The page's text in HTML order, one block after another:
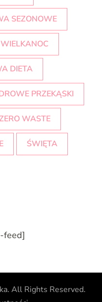
SEZONOWE
WIELKANOC
DIETA
PRZEKĄSKI
WASTE
ŚWIĘTA
feed]
. All Rights Reserved.